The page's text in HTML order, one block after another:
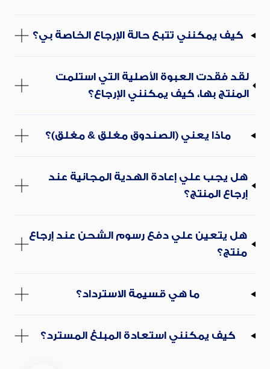
كيف يمكنني تتبع حالة الإرجاع الخاصة بي؟
لقد فقدت العبوة الأصلية التي استلمت
المنتج بها، كيف يمكنني الإرجاع؟
ماذا يعني (الصندوق مغلق & مغلق)؟
هل يجب علي إعادة الهدية المجانية عند
إرجاع المنتج؟
هل يتعين علي دفع رسوم الشحن عند إرجاع
منتج؟
ما هي قسيمة الاسترداد؟
كيف يمكنني استعادة المبلغ المسترد؟